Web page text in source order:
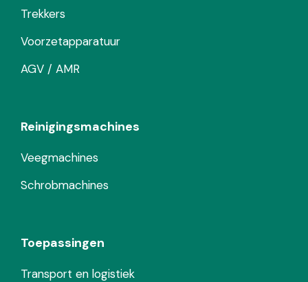
Trekkers
Voorzetapparatuur
AGV / AMR
Reinigingsmachines
Veegmachines
Schrobmachines
Toepassingen
Transport en logistiek